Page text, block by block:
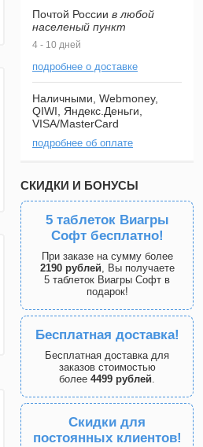
Почтой России в любой
населеный пункт
4 - 10 дней
подробнее о доставке
Наличными, Webmoney,
QIWI, Яндекс.Деньги,
VISA/MasterCard
подробнее об оплате
СКИДКИ И БОНУСЫ
5 таблеток Виагры
Софт бесплатно!
При заказе на сумму более
2190 рублей, Вы получаете
5 таблеток Виагры Софт в
подарок!
Бесплатная доставка!
Бесплатная доставка для
заказов стоимостью
более 4499 рублей.
Скидки для
постоянных клиентов!